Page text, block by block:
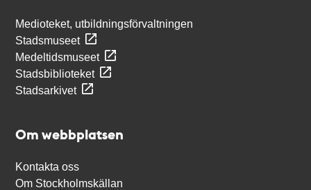
Medioteket, utbildningsförvaltningen
Stadsmuseet
Medeltidsmuseet
Stadsbiblioteket
Stadsarkivet
Om webbplatsen
Kontakta oss
Om Stockholmskällan